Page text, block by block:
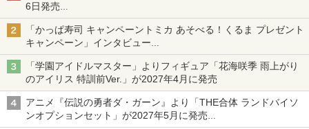
6日発売
チューバ、テナサクなど5種各3色
「かっぱ寿司 キャンペーントミカ あそべる！くるま プレゼント
キャンペーン」インタビュー
子どもが楽しめるかっぱ寿司ならではの体験とコラボの楽しさを
追求
「学園アイドルマスター」よりフィギュア「花海咲季 雨上がり
のアイリス 特訓前Ver.」が2027年4月に発売
アニメ『伝説の勇者ダ・ガーン』より「THE合体 ランドバイソ
ンオプションセット」が2027年5月に発売